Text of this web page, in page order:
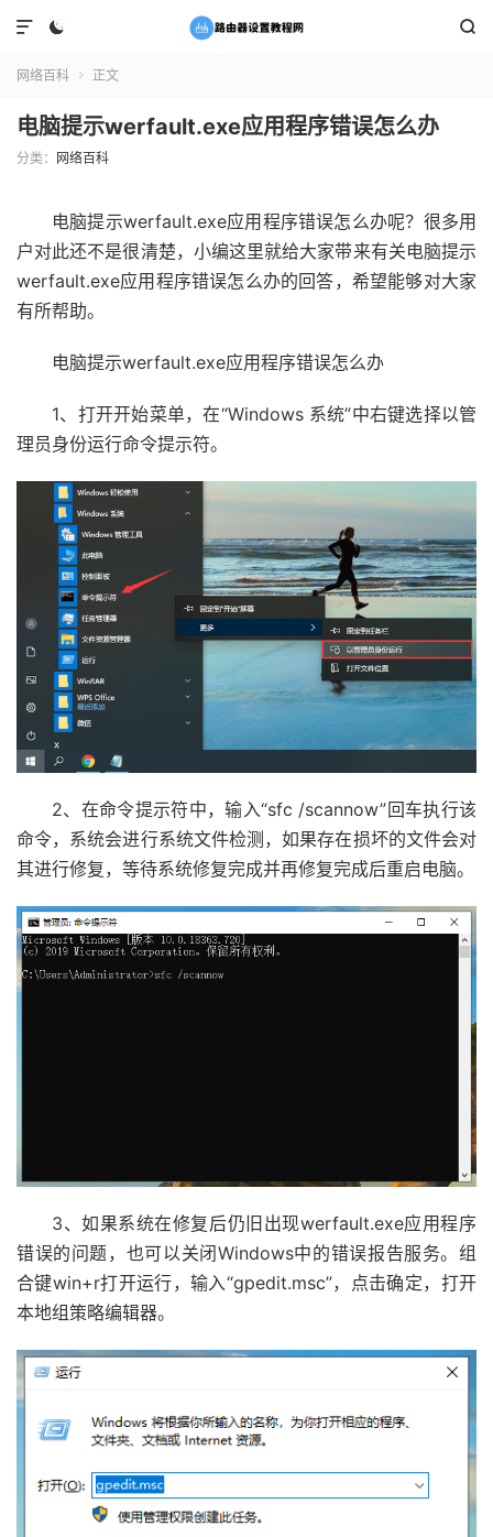
 

网络百科  正文
电脑提示werfault.exe应用程序错误怎么办
分类： 网络百科
电脑提示werfault.exe应用程序错误怎么办呢？很多用
户对此还不是很清楚，小编这里就给大家带来有关电脑提示
werfault.exe应用程序错误怎么办的回答，希望能够对大家
有所帮助。
电脑提示werfault.exe应用程序错误怎么办
1、打开开始菜单，在“Windows 系统”中右键选择以管
理员身份运行命令提示符。
2、在命令提示符中，输入“sfc /scannow”回车执行该
命令，系统会进行系统文件检测，如果存在损坏的文件会对
其进行修复，等待系统修复完成并再修复完成后重启电脑。
3、如果系统在修复后仍旧出现werfault.exe应用程序
错误的问题，也可以关闭Windows中的错误报告服务。组
合键win+r打开运行，输入“gpedit.msc”，点击确定，打开
本地组策略编辑器。